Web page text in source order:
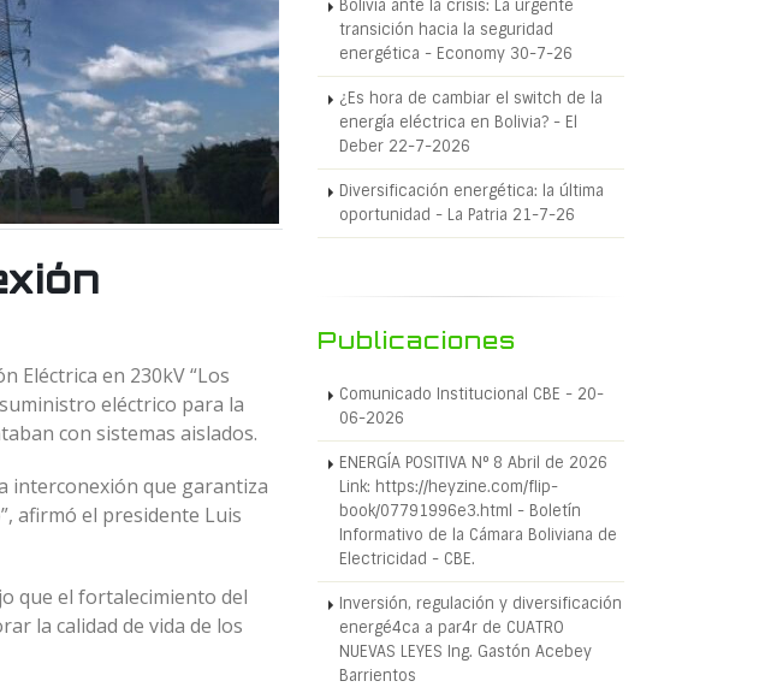
Eléctrica en 230kV “Los
eléctrico para la
con sistemas aislados.
interconexión que garantiza
afirmó el presidente Luis
que el fortalecimiento del
la calidad de vida de los
Bolivia ante la crisis: La urgente
transición hacia la seguridad
energética - Economy 30-7-26
¿Es hora de cambiar el switch de la
energía eléctrica en Bolivia? - El
Deber 22-7-2026
Diversificación energética: la última
oportunidad - La Patria 21-7-26
Publicaciones
Comunicado Institucional CBE - 20-
06-2026
ENERGÍA POSITIVA N° 8 Abril de 2026
Link: https://heyzine.com/flip-
book/07791996e3.html - Boletín
Informativo de la Cámara Boliviana de
Electricidad - CBE.
Inversión, regulación y diversificación
energé4ca a par4r de CUATRO
NUEVAS LEYES Ing. Gastón Acebey
Barrientos